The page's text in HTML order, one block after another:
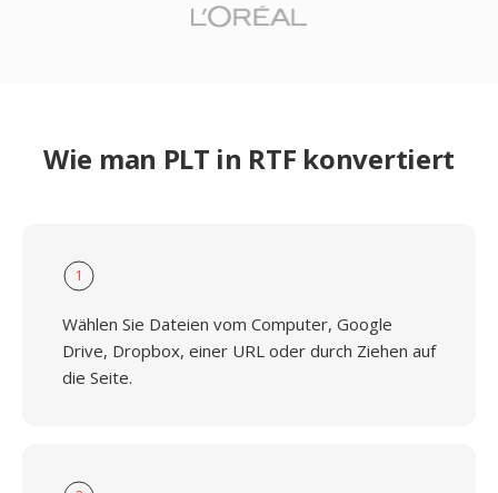
Wie man PLT in RTF konvertiert
1
Wählen Sie Dateien vom Computer, Google
Drive, Dropbox, einer URL oder durch Ziehen auf
die Seite.